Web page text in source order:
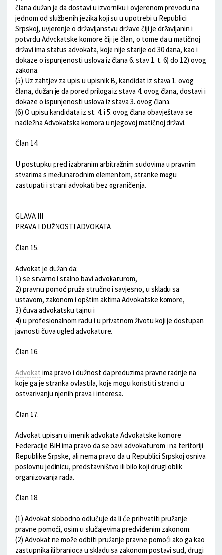
člana dužan je da dostavi u izvorniku i ovjerenom prevodu na
jednom od službenih jezika koji su u upotrebi u Republici
Srpskoj, uvjerenje o državljanstvu države čiji je državljanin i
potvrdu Advokatske komore čiji je član, o tome da u matičnoj
državi ima status advokata, koje nije starije od 30 dana, kao i
dokaze o ispunjenosti uslova iz člana 6. stav 1. t. 6) do 12) ovog
zakona.
(5) Uz zahtjev za upis u upisnik B, kandidat iz stava 1. ovog
člana, dužan je da pored priloga iz stava 4. ovog člana, dostavi i
dokaze o ispunjenosti uslova iz stava 3. ovog člana.
(6) O upisu kandidata iz st. 4. i 5. ovog člana obavještava se
nadležna Advokatska komora u njegovoj matičnoj državi.
Član 14.
U postupku pred izabranim arbitražnim sudovima u pravnim
stvarima s međunarodnim elementom, stranke mogu
zastupati i strani advokati bez ograničenja.
GLAVA III
PRAVA I DUŽNOSTI ADVOKATA
Član 15.
Advokat je dužan da:
1) se stvarno i stalno bavi advokaturom,
2) pravnu pomoć pruža stručno i savjesno, u skladu sa
ustavom, zakonom i opštim aktima Advokatske komore,
3) čuva advokatsku tajnu i
4) u profesionalnom radu i u privatnom životu koji je dostupan
javnosti čuva ugled advokature.
Član 16.
Advokat ima pravo i dužnost da preduzima pravne radnje na
koje ga je stranka ovlastila, koje mogu koristiti stranci u
ostvarivanju njenih prava i interesa.
Član 17.
Advokat upisan u imenik advokata Advokatske komore
Federacije BiH ima pravo da se bavi advokaturom i na teritoriji
Republike Srpske, ali nema pravo da u Republici Srpskoj osniva
poslovnu jedinicu, predstavništvo ili bilo koji drugi oblik
organizovanja rada.
Član 18.
(1) Advokat slobodno odlučuje da li će prihvatiti pružanje
pravne pomoći, osim u slučajevima predviđenim zakonom.
(2) Advokat ne može odbiti pružanje pravne pomoći ako ga kao
zastupnika ili branioca u skladu sa zakonom postavi sud, drugi